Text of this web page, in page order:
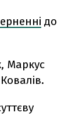
до
Маркус